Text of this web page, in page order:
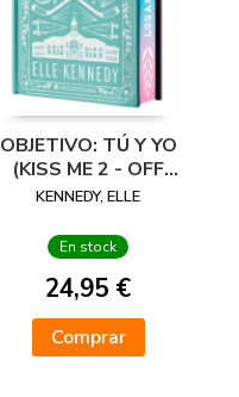
OBJETIVO: TÚ Y YO
(KISS ME 2 - OFF
CAMPUS 2) -
EN TAPA DURA
CON
KENNEDY, ELLE
En stock
24,95 €
Comprar